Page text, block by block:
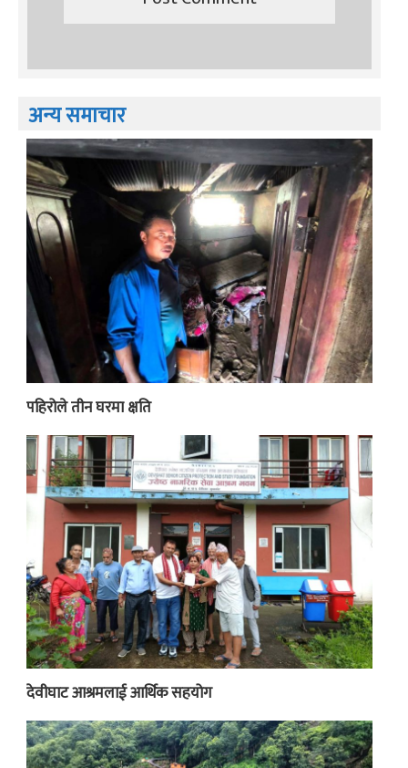
अन्य समाचार
पहिरोले तीन घरमा क्षति
देवीघाट आश्रमलाई आर्थिक सहयोग